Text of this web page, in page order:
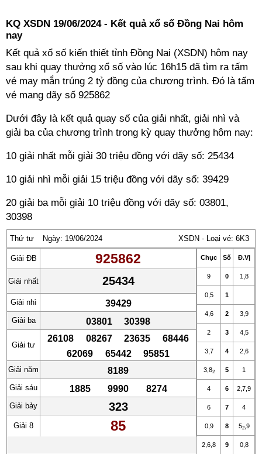
KQ XSDN 19/06/2024 - Kết quả xổ số Đồng Nai hôm
nay
Kết quả xổ số kiến thiết tỉnh Đồng Nai (XSDN) hôm nay
sau khi quay thưởng xổ số vào lúc 16h15 đã tìm ra tấm
vé may mắn trúng 2 tỷ đồng của chương trình. Đó là tấm
vé mang dãy số 925862
Dưới đây là kết quả quay số của giải nhất, giải nhì và
giải ba của chương trình trong kỳ quay thưởng hôm nay:
10 giải nhất mỗi giải 30 triệu đồng với dãy số: 25434
10 giải nhì mỗi giải 15 triệu đồng với dãy số: 39429
20 giải ba mỗi giải 10 triệu đồng với dãy số: 03801,
30398
Thứ tư Ngày: 19/06/2024 XSDN - Loại vé: 6K3
Giải ĐB 925862
Giải nhất 25434
Giải nhì 39429
Giải ba 03801 30398
Giải tư
26108 08267 23635
68446
62069
65442 95851
Giải năm 8189
Giải sáu 1885 9990 8274
Giải bảy 323
Giải 8 85
Chục Số Đ.Vị
9 0 1 8
0, 5 1
4, 6 2 3, 9
2 3 4, 5
3, 7 4 2, 6
3, 82 5 1
4 6 2 7 9
6 7 4
0, 9 8 52, 9
2 6 8 9 0, 8